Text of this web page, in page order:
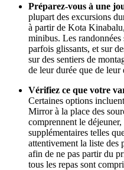
Préparez-vous à une
plupart des excursions
à partir de Kota
minibus. Les randonnées
parfois glissants, et sur
sur des sentiers de
de leur durée que de
Vérifiez ce que votre
Certaines options
Mirror à la place des
comprennent le
supplémentaires telles
attentivement la liste des
afin de ne pas partir du
tous les repas sont